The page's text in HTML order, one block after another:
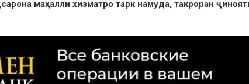
маҳалли хизматро тарк намуда, такроран